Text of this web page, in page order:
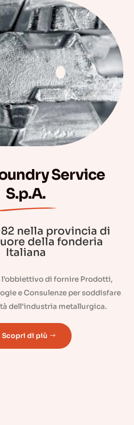
Service
S.p.A.
nella provincia di
della fonderia
Italiana
l’obbiettivo di fornire Prodotti,
e Consulenze per soddisfare
dell’industria metallurgica.
Scopri di più